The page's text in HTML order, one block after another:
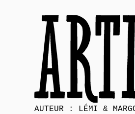
AUTEUR : LÉMI &